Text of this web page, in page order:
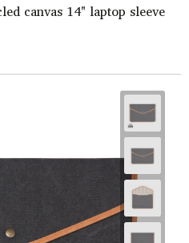
canvas 14" laptop sleeve